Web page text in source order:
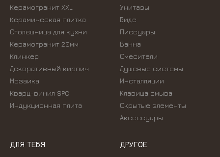
Керамогранит XXL
Керамическая плитка
Столешница для кухни
Керамогранит 20мм
Клинкер
Декоративный кирпич
Мозаика
Кварц-винил SPC
Индукционная плита
Унитазы
Биде
Писсуары
Ванна
Смесители
Душевые системы
Инсталляции
Kлавиша смыва
Скрытые элементы
Аксессуары
ДЛЯ ТЕБЯ ДРУГОЕ